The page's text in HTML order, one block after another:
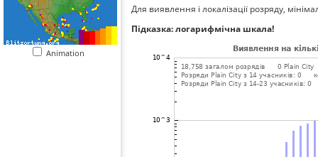
Animation
Для виявлення і локалізації розряду,
Підказка: логарифмічна шкала!